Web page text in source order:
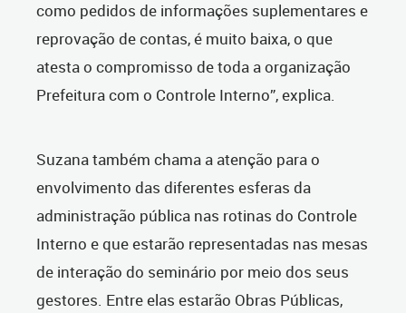
como pedidos de informações suplementares e
reprovação de contas, é muito baixa, o que
atesta o compromisso de toda a organização
Prefeitura com o Controle Interno”, explica.
Suzana também chama a atenção para o
envolvimento das diferentes esferas da
administração pública nas rotinas do Controle
Interno e que estarão representadas nas mesas
de interação do seminário por meio dos seus
gestores. Entre elas estarão Obras Públicas,